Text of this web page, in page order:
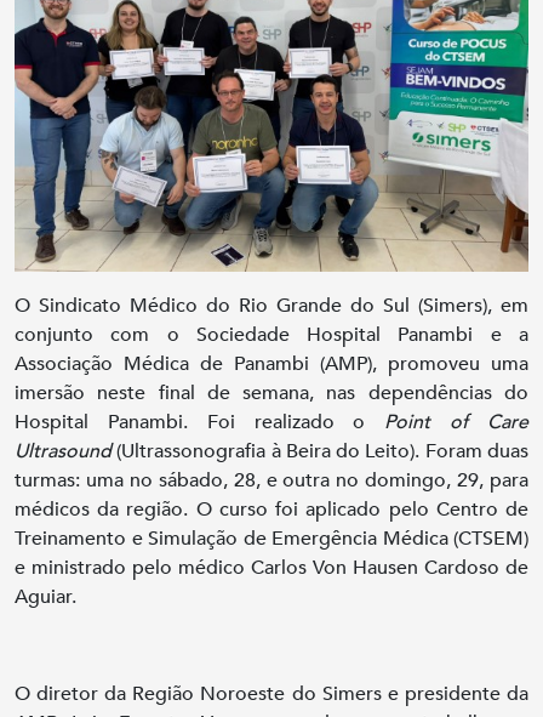
O Sindicato Médico do Rio Grande do Sul (Simers), em
conjunto com o Sociedade Hospital Panambi e a
Associação Médica de Panambi (AMP), promoveu uma
imersão neste final de semana, nas dependências do
Hospital Panambi. Foi realizado o Point of Care
Ultrasound(Ultrassonografia à Beira do Leito). Foram duas
turmas: uma no sábado, 28, e outra no domingo, 29, para
médicos da região. O curso foi aplicado pelo Centro de
Treinamento e Simulação de Emergência Médica (CTSEM)
e ministrado pelo médico Carlos Von Hausen Cardoso de
Aguiar.
O diretor da Região Noroeste do Simers e presidente da